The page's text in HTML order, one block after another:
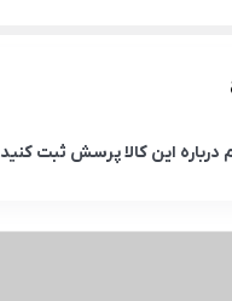
این کالا پرسش ثبت کنید